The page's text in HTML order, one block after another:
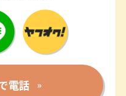
電話